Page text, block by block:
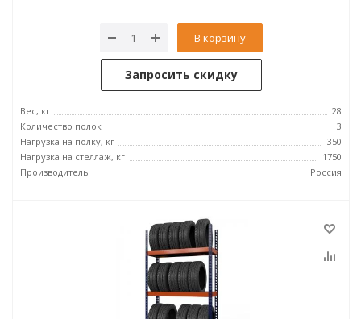
В корзину
Запросить скидку
Вес, кг
28
Количество полок
3
Нагрузка на полку, кг
350
Нагрузка на стеллаж, кг
1750
Производитель
Россия